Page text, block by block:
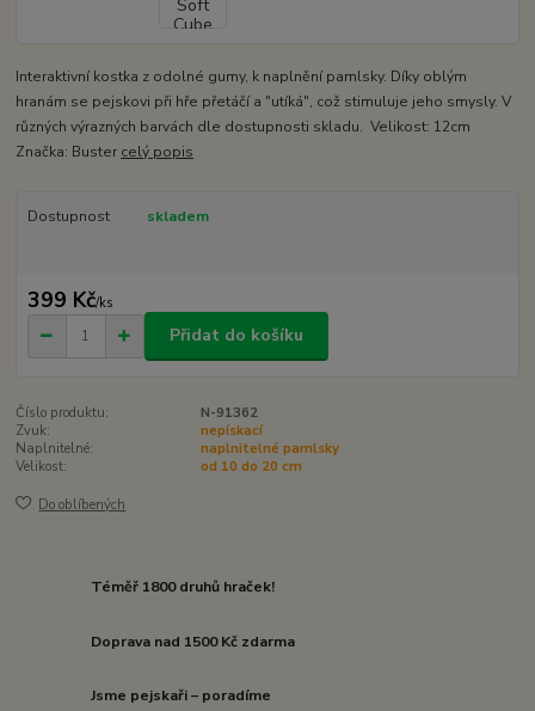
Interaktivní kostka z odolné gumy, k naplnění pamlsky. Díky oblým
hranám se pejskovi při hře přetáčí a "utíká", což stimuluje jeho smysly. V
různých výrazných barvách dle dostupnosti skladu. Velikost: 12cm
Značka: Buster celý popis
Dostupnost skladem
399 Kč/ks
Přidat do košíku
Číslo produktu:
N-91362
Zvuk:
nepískací
Naplnitelné:
naplnitelné pamlsky
Velikost:
od 10 do 20 cm
Do oblíbených
Téměř 1800 druhů hraček!
Doprava nad 1500 Kč zdarma
Jsme pejskaři – poradíme